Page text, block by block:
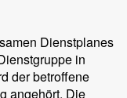
Dienstplanes
in
der betroffene
angehört. Die